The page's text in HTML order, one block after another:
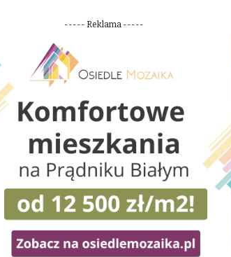
----- Reklama -----